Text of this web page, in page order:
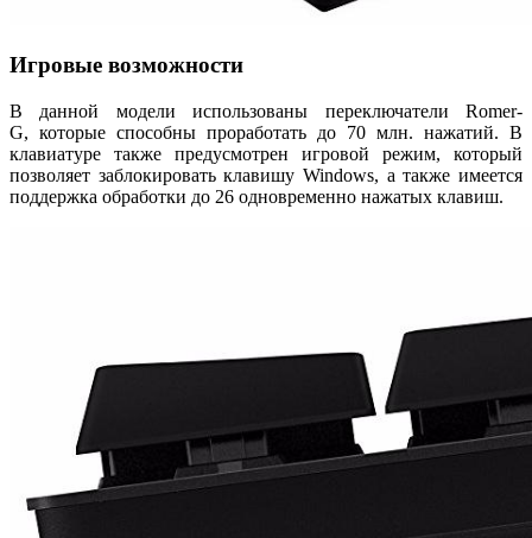
Игровые возможности
В данной модели использованы переключатели Romer-
G, которые способны проработать до 70 млн. нажатий. В
клавиатуре также предусмотрен игровой режим, который
позволяет заблокировать клавишу Windows, а также имеется
поддержка обработки до 26 одновременно нажатых клавиш.